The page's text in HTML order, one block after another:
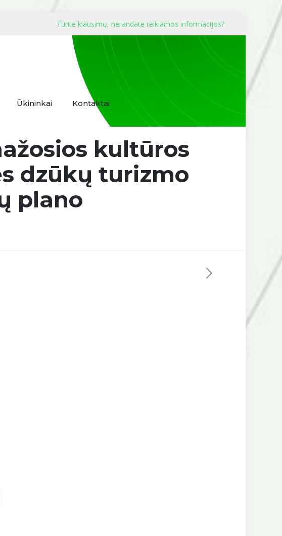
Turite klausimų, nerandate reikiamos informacijos?
Ūkininkai Kontaktai
kultūros
dzūkų turizmo
plano